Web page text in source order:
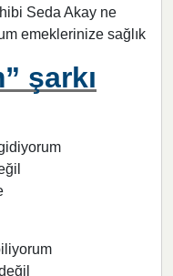
Seda Akay ne
emeklerinize sağlık
şarkı